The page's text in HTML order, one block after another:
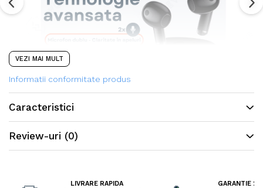
VEZI MAI MULT
Informatii conformitate produs
Caracteristici
Review-uri (0)
LIVRARE RAPIDA GARANTIE 2